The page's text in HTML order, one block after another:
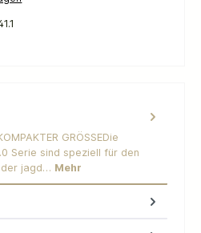
GRÖSSEDie
Serie sind speziell für den
der jagd… Mehr